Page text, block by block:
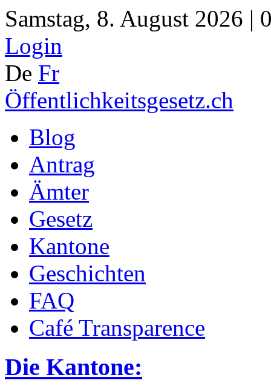
Samstag, 8. August 2026 |
Login
De Fr
Öffentlichkeitsgesetz.ch
Blog
Antrag
Ämter
Gesetz
Kantone
Geschichten
FAQ
Café Transparence
Die Kantone: